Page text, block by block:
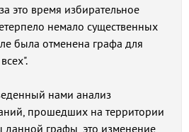
это время избирательное
немало существенных
была отменена графа для
нами анализ
прошедших на территории
данной графы, это изменение